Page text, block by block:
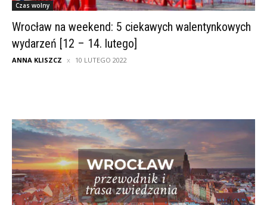
Czas wolny
Wrocław na weekend: 5 ciekawych walentynkowych
wydarzeń [12 – 14. lutego]
ANNA KLISZCZ 10 LUTEGO 2022